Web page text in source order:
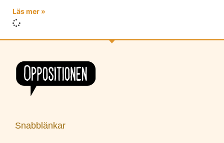
Läs mer »
Snabblänkar